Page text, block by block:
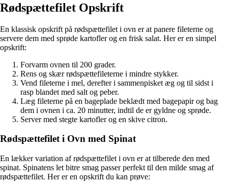
Rødspættefilet Opskrift
En klassisk opskrift på rødspættefilet i ovn er at panere fileterne og
servere dem med sprøde kartofler og en frisk salat. Her er en simpel
opskrift:
Forvarm ovnen til 200 grader.
Rens og skær rødspættefileterne i mindre stykker.
Vend fileterne i mel, derefter i sammenpisket æg og til sidst i
rasp blandet med salt og peber.
Læg fileterne på en bageplade beklædt med bagepapir og bag
dem i ovnen i ca. 20 minutter, indtil de er gyldne og sprøde.
Server med stegte kartofler og en skive citron.
Rødspættefilet i Ovn med Spinat
En lækker variation af rødspættefilet i ovn er at tilberede den med
spinat. Spinatens let bitre smag passer perfekt til den milde smag af
rødspættefilet. Her er en opskrift du kan prøve: